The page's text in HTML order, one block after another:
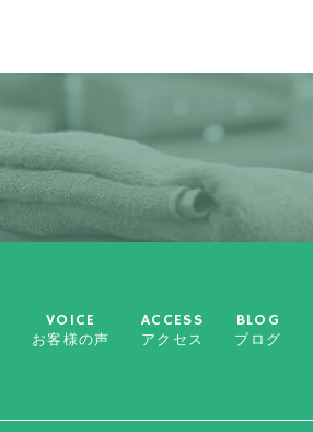
VOICE
お客様の声
ACCESS
アクセス
BLOG
ブログ